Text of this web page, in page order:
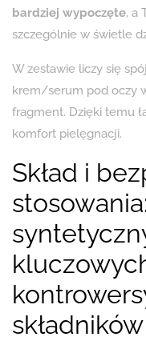
bardziej wypoczęte, a
szczególnie w świetle
W zestawie liczy się
krem/serum pod oczy
fragment. Dzięki temu
komfort pielęgnacji.
Skład i
składników